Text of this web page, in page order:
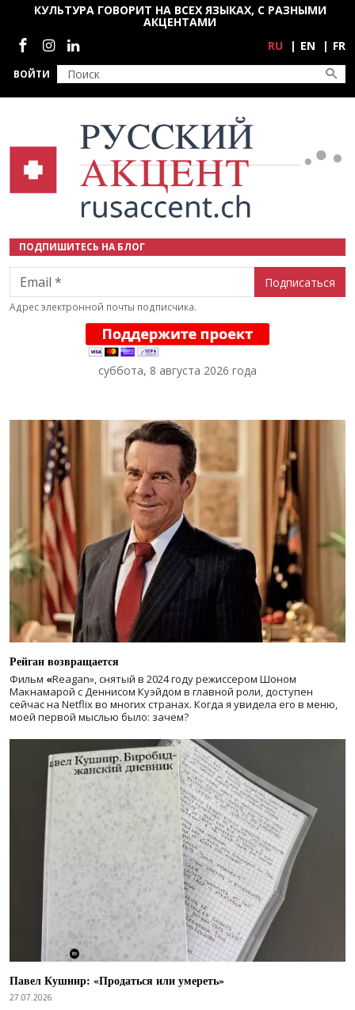
Перейти к основному содержанию
ВОЙТИ
КУЛЬТУРА ГОВОРИТ НА ВСЕХ ЯЗЫКАХ, С РАЗНЫМИ
АКЦЕНТАМИ
Социальные сети
RU EN FR
ПОДПИШИТЕСЬ НА БЛОГ
Email
Адрес электронной почты подписчика.
суббота, 8 августа 2026 года
Рейган возвращается
Фильм «Reagan», снятый в 2024 годурежиссером Шоном
Макнамарой с Деннисом Куэйдом в главной роли, доступен
сейчас на Netflix во многих странах. Когда я увидела его в меню,
моей первой мыслью было: зачем?
Павел Кушнир: «Продаться или умереть»
27.07.2026